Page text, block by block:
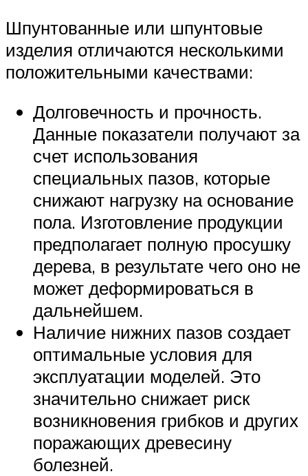
Шпунтованные или шпунтовые
изделия отличаются несколькими
положительными качествами:
Долговечность и прочность.
Данные показатели получают за
счет использования
специальных пазов, которые
снижают нагрузку на основание
пола. Изготовление продукции
предполагает полную просушку
дерева, в результате чего оно не
может деформироваться в
дальнейшем.
Наличие нижних пазов создает
оптимальные условия для
эксплуатации моделей. Это
значительно снижает риск
возникновения грибков и других
поражающих древесину
болезней.